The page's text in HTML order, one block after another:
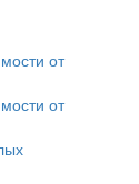
от
от